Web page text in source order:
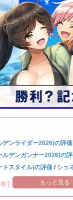
デンライダー2026)の評価
ルデンガンナー2026)の
トスタイル)の評価 / シュ
】 もっと見る